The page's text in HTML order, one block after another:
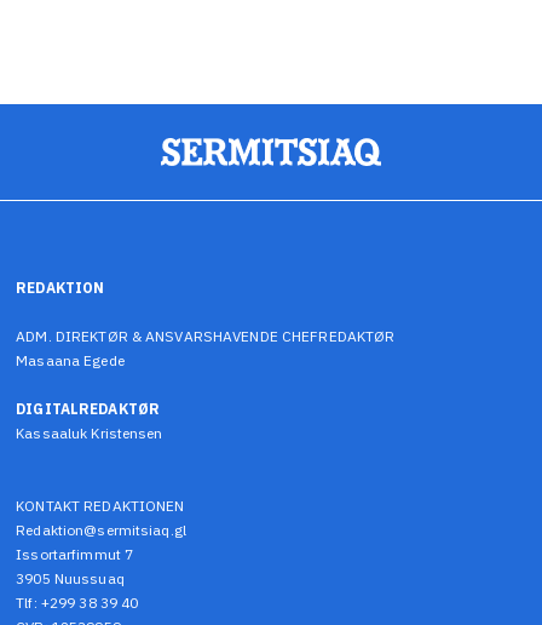
REDAKTION
ADM. DIREKTØR & ANSVARSHAVENDE CHEFREDAKTØR
Masaana Egede
DIGITALREDAKTØR
Kassaaluk Kristensen
KONTAKT REDAKTIONEN
Redaktion@sermitsiaq.gl
Issortarfimmut 7
3905 Nuussuaq
Tlf: +299 38 39 40